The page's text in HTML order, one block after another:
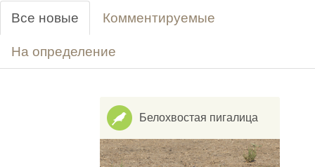
Все новые Комментируемые
На определение
Белохвостая пигалица